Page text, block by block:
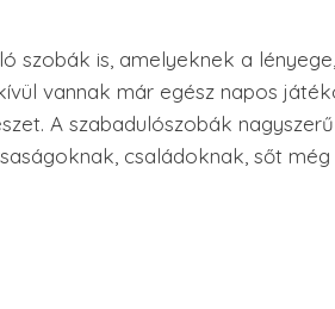
szobák is, amelyeknek a
vannak már egész napos
A szabadulószobák
családoknak, sőt